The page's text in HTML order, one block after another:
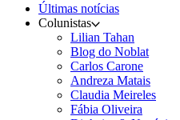
Últimas notícias
Colunistas
Lilian Tahan
Blog do Noblat
Carlos Carone
Andreza Matais
Claudia Meireles
Fábia Oliveira